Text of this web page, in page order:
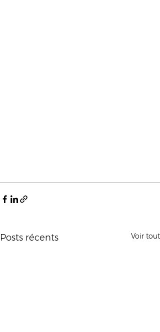
Posts récents Voir tout